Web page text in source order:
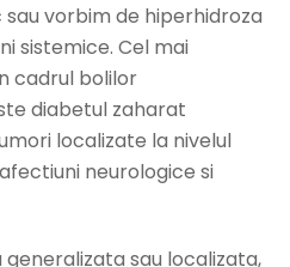
vorbim de hiperhidroza
sistemice. Cel mai
cadrul bolilor
diabetul zaharat
localizate la nivelul
neurologice si
sau localizata,